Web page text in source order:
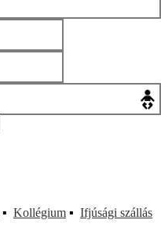
▪ Kollégium ▪ Ifjúsági szállás